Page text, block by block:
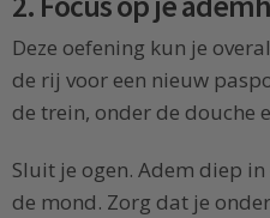
Deze oefening kun je
de rij voor een nieuw
de trein, onder de douche
Sluit je ogen. Adem diep
de mond. Zorg dat je